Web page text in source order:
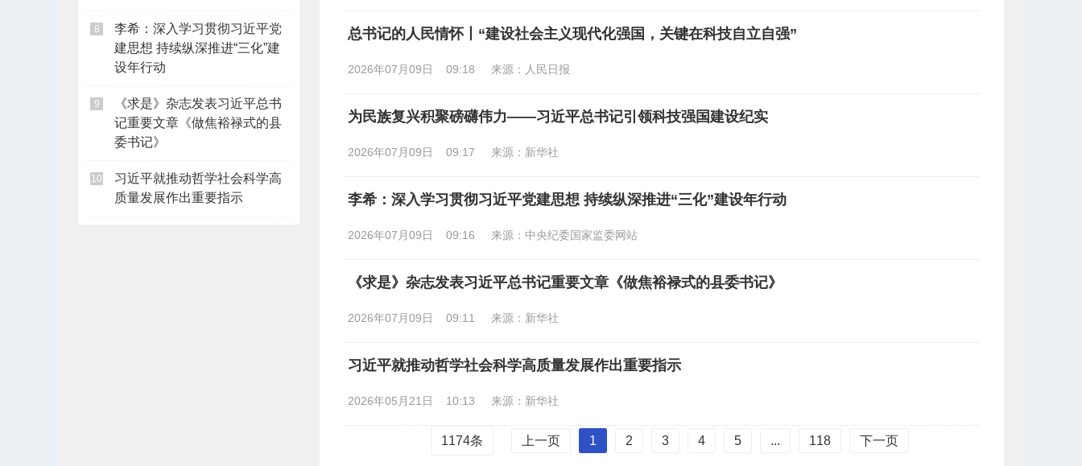
8
李希：深入学习贯彻习近平党
建思想 持续纵深推进“三化”建
设年行动
9
《求是》杂志发表习近平总书
记重要文章《做焦裕禄式的县
委书记》
10
习近平就推动哲学社会科学高
质量发展作出重要指示
总书记的人民情怀丨“建设社会主义现代化强国，关键在科技自立自强”
2026年07月09日 09:18 来源：人民日报
为民族复兴积聚磅礴伟力——习近平总书记引领科技强国建设纪实
2026年07月09日 09:17 来源：新华社
李希：深入学习贯彻习近平党建思想 持续纵深推进“三化”建设年行动
2026年07月09日 09:16 来源：中央纪委国家监委网站
《求是》杂志发表习近平总书记重要文章《做焦裕禄式的县委书记》
2026年07月09日 09:11 来源：新华社
习近平就推动哲学社会科学高质量发展作出重要指示
2026年05月21日 10:13 来源：新华社
1174条 上一页 1 2 3 4 5 ... 118 下一页